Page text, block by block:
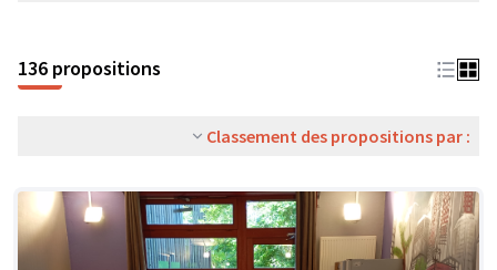
136 propositions
Classement des propositions par :